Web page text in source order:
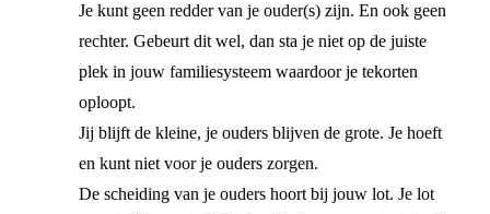
Je kunt geen redder van je ouder(s) zijn. En ook geen
rechter. Gebeurt dit wel, dan sta je niet op de juiste
plek in jouw familiesysteem waardoor je tekorten
oploopt.
Jij blijft de kleine, je ouders blijven de grote. Je hoeft
en kunt niet voor je ouders zorgen.
De scheiding van je ouders hoort bij jouw lot. Je lot